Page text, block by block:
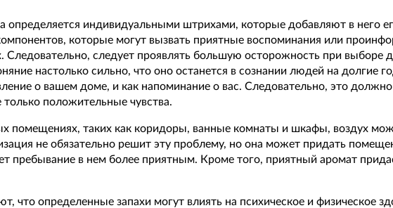
определяется индивидуальными штрихами, которые добавляют в него
которые могут вызвать приятные воспоминания или
Следовательно, следует проявлять большую осторожность при выборе
настолько сильно, что оно останется в сознании людей на долгие
о вашем доме, и как напоминание о вас. Следовательно, это
положительные чувства.
помещениях, таких как коридоры, ванные комнаты и шкафы, воздух
не обязательно решит эту проблему, но она может придать
пребывание в нем более приятным. Кроме того, приятный аромат
что определенные запахи могут влиять на психическое и физическое